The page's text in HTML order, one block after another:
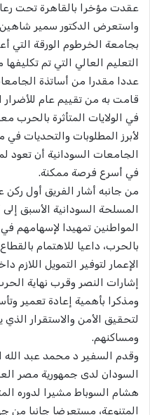
عقدت مؤخرا بالقاهرة تحت
واستعرض الدكتور سمير
بجامعة الخرطوم الورقة التي
التعليم العالي التي تم
عددا مقدرا من أساتذة
قامت به من تقييم عام
في الولايات المتأثرة بالحرب
لأبرز المطلوبات والتحديات
الجامعات السودانية أن تعود
في أسرع فرصة ممكنة.
من جانبه أشار الفريق أول
المسلحة السودانية الأسبق
المواطنين تمهيدا لإسهامهم في
بالحرب، داعيا للاهتمام
الإعمار لتوفير التمويل اللازم
إشارات النصر وقرب نهاية
ومذكرا بأهمية إعادة تعمير
لتحقيق الأمن والاستقرار الذي
ومساكنهم.
وقدم السفير د محمد عبد الله
السودان لدى جمهورية مصر
هشام السوباط مشيرا لدوره
المتنوعة، مستعرضا جانبا من